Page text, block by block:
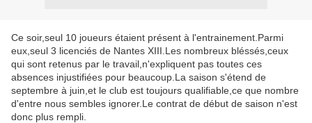
Ce soir,seul 10 joueurs étaient présent à l'entrainement.Parmi
eux,seul 3 licenciés de Nantes XIII.Les nombreux bléssés,ceux
qui sont retenus par le travail,n'expliquent pas toutes ces
absences injustifiées pour beaucoup.La saison s'étend de
septembre à juin,et le club est toujours qualifiable,ce que nombre
d'entre nous sembles ignorer.Le contrat de début de saison n'est
donc plus rempli.